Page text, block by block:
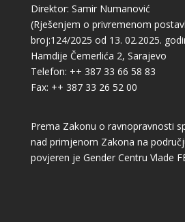
Direktor: Samir Numanović
(Rješenjem o privremenom
broj:124/2025 od 13. 02.2025.
Hamdije Čemerlića 2, Sarajevo
Telefon: ++ 387 33 66 58 83
Fax: ++ 387 33 26 52 00
Prema Zakonu o ravnopravnosti
nad primjenom Zakona na
povjeren je Gender Centru Vlade